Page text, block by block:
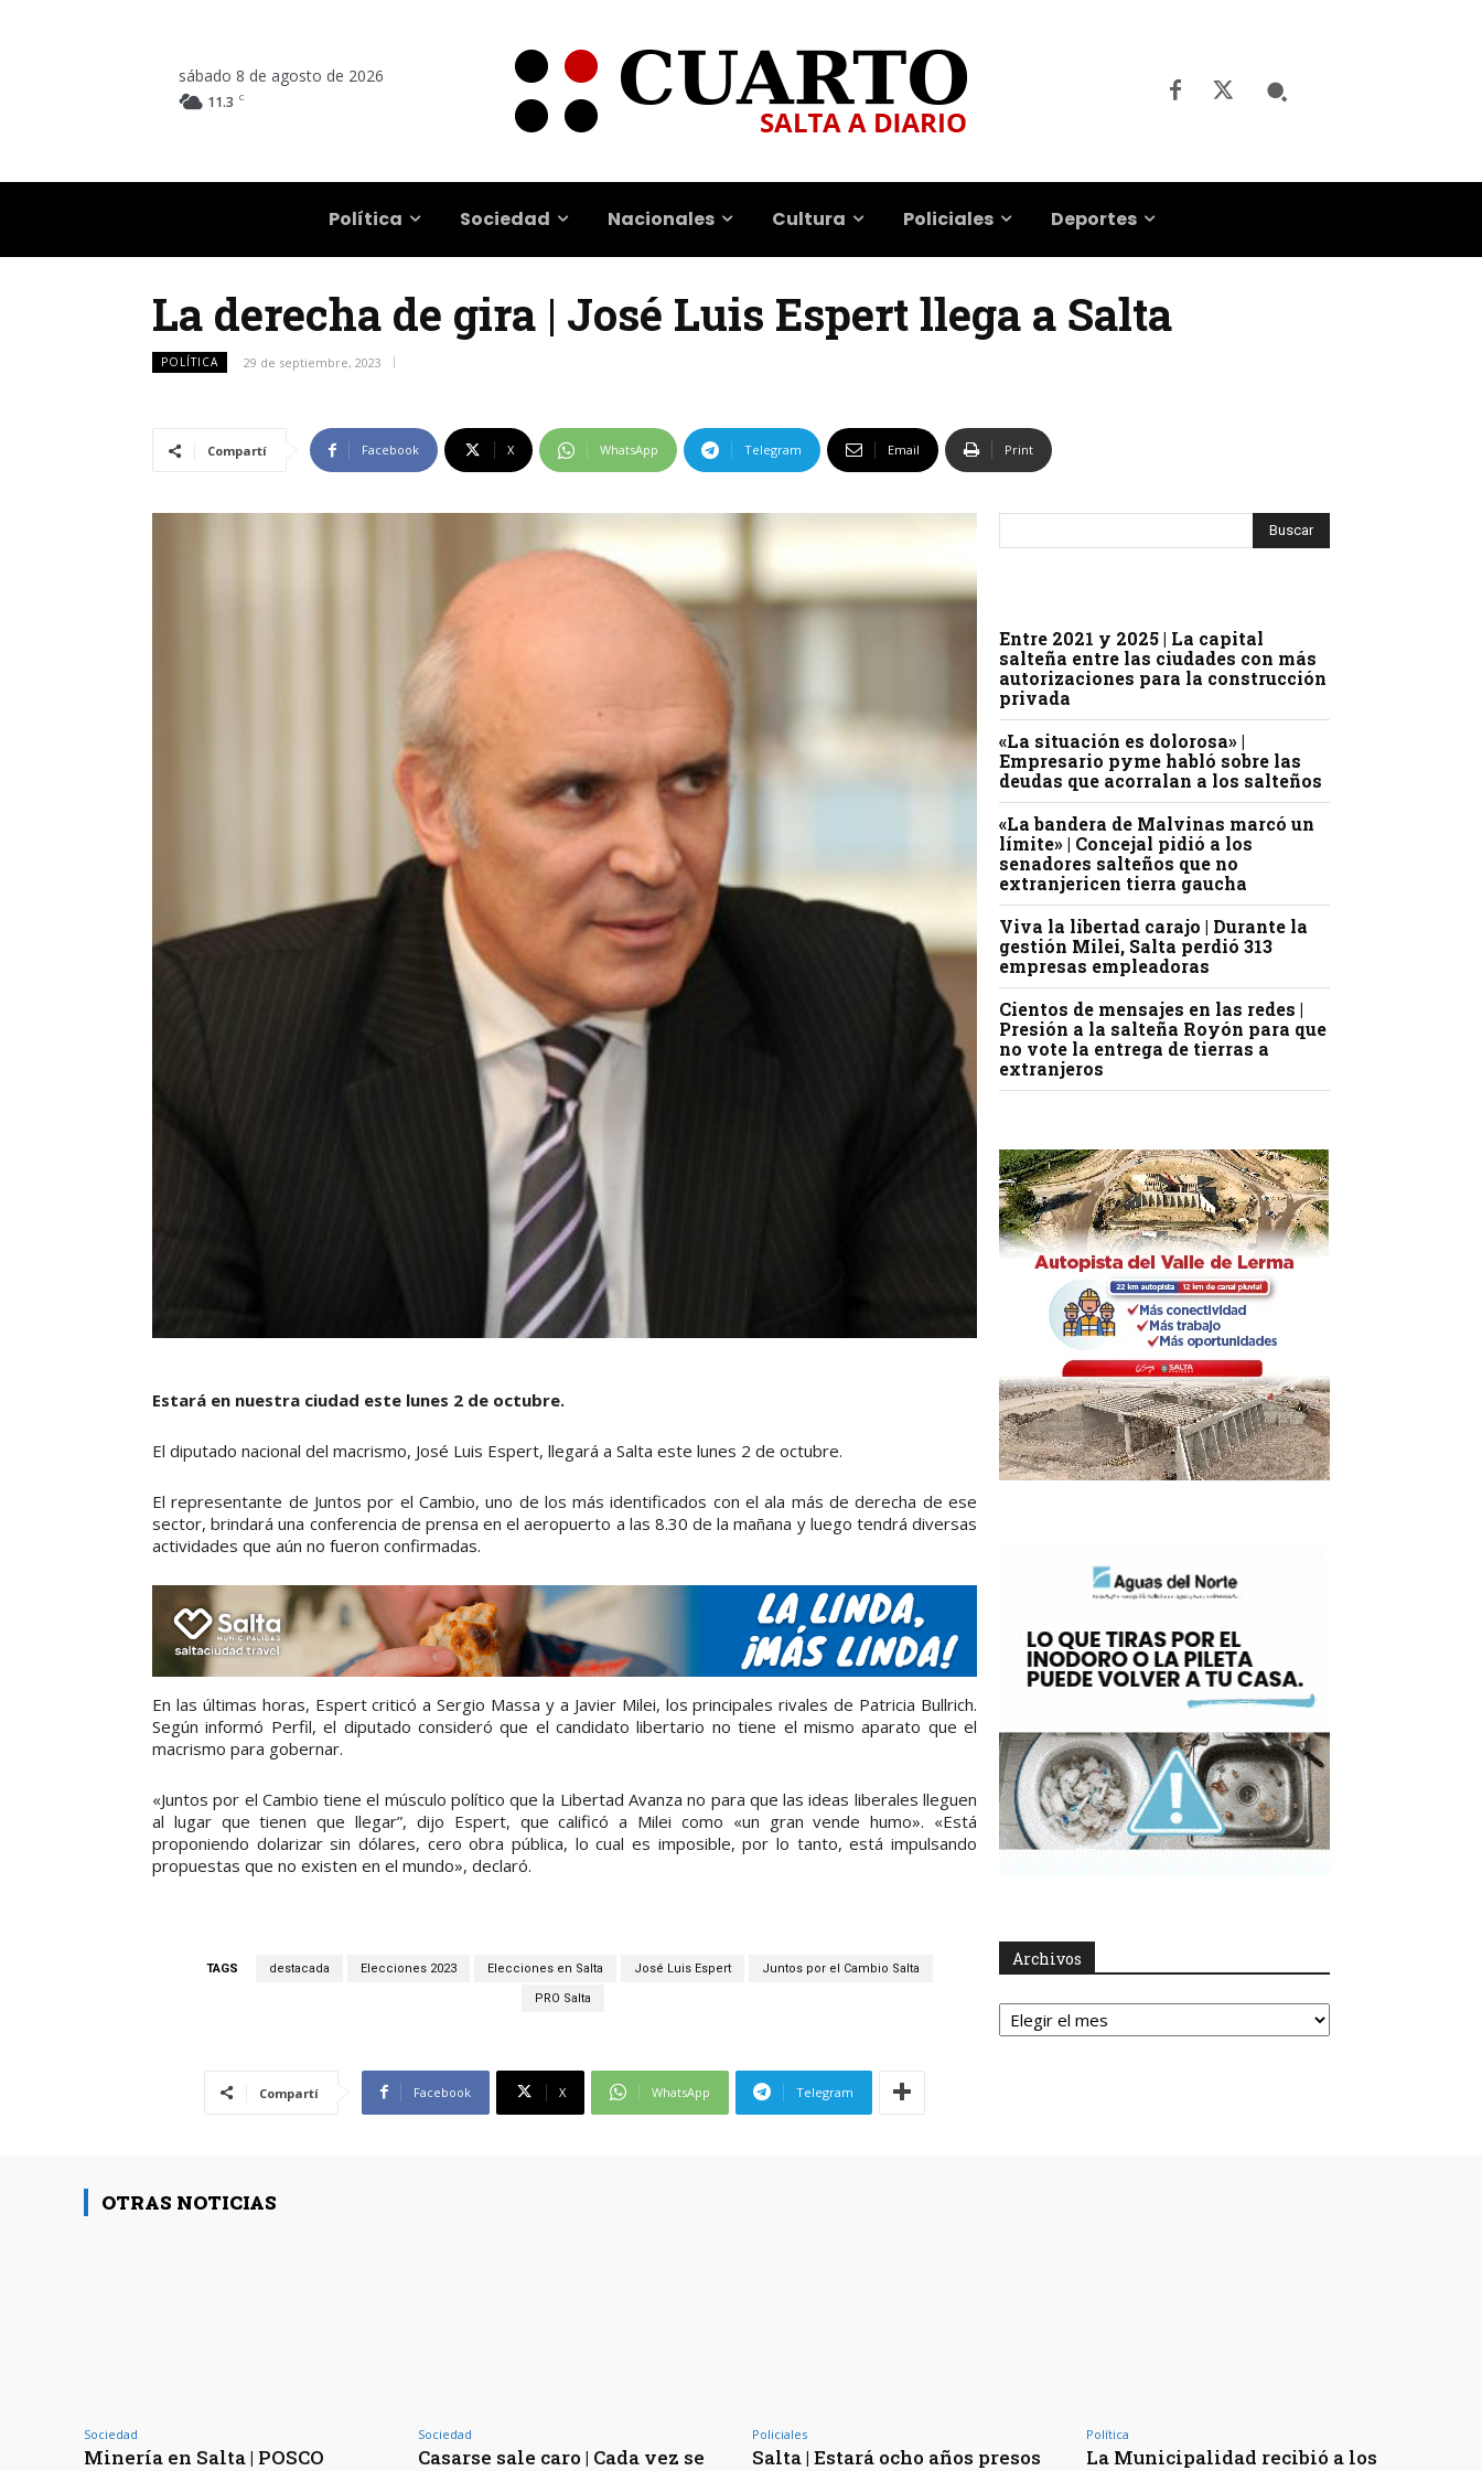
sábado 8 de agosto de 2026
11.3 C
Política Sociedad Nacionales Cultura Policiales Deportes
La derecha de gira | José Luis Espert llega a Salta
POLÍTICA 29 de septiembre, 2023
Compartí Facebook X WhatsApp Telegram Email Print
Estará en nuestra ciudad este lunes 2 de octubre.
El diputado nacional del macrismo, José Luis Espert, llegará a Salta este lunes 2 de octubre.
El representante de Juntos por el Cambio, uno de los más identificados con el ala más de derecha de ese
sector, brindará una conferencia de prensa en el aeropuerto a las 8.30 de la mañana y luego tendrá diversas
actividades que aún no fueron confirmadas.
En las últimas horas, Espert criticó a Sergio Massa y a Javier Milei, los principales rivales de Patricia Bullrich.
Según informó Perfil, el diputado consideró que el candidato libertario no tiene el mismo aparato que el
macrismo para gobernar.
«Juntos por el Cambio tiene el músculo político que la Libertad Avanza no para que las ideas liberales lleguen
al lugar que tienen que llegar”, dijo Espert, que calificó a Milei como «un gran vende humo». «Está
proponiendo dolarizar sin dólares, cero obra pública, lo cual es imposible, por lo tanto, está impulsando
propuestas que no existen en el mundo», declaró.
TAGS destacada Elecciones 2023 Elecciones en Salta José Luis Espert Juntos por el Cambio Salta
PRO Salta
Compartí Facebook X WhatsApp Telegram
Entre 2021 y 2025 | La capital
salteña entre las ciudades con más
autorizaciones para la construcción
privada
«La situación es dolorosa» |
Empresario pyme habló sobre las
deudas que acorralan a los salteños
«La bandera de Malvinas marcó un
límite» | Concejal pidió a los
senadores salteños que no
extranjericen tierra gaucha
Viva la libertad carajo | Durante la
gestión Milei, Salta perdió 313
empresas empleadoras
Cientos de mensajes en las redes |
Presión a la salteña Royón para que
no vote la entrega de tierras a
extranjeros
Archivos
Archivos
OTRAS NOTICIAS
Sociedad
Minería en Salta | POSCO
Sociedad
Casarse sale caro | Cada vez se
Policiales
Salta | Estará ocho años presos
Política
La Municipalidad recibió a los